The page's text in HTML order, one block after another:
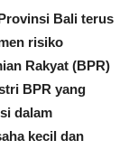
Bali terus
risiko
Rakyat (BPR)
BPR yang
dalam
kecil dan